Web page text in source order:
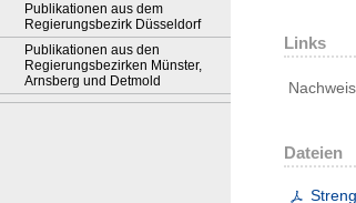
Publikationen aus dem
Regierungsbezirk Düsseldorf
Publikationen aus den
Regierungsbezirken Münster,
Arnsberg und Detmold
Links
Nachweis
Dateien